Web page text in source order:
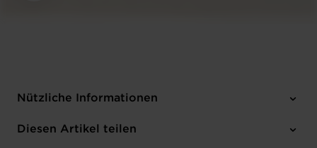
Nützliche Informationen
Diesen Artikel teilen